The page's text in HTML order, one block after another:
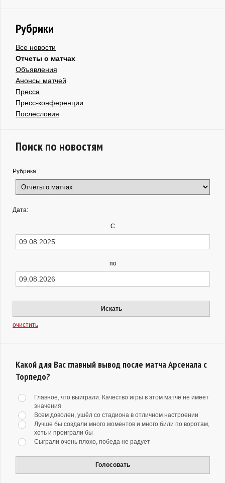
Рубрики
Все новости
Отчеты о матчах
Объявления
Анонсы матчей
Пресса
Пресс-конференции
Послесловия
Поиск по новостям
Рубрика:
Дата:
С
по
Искать
очистить
Какой для Вас главный вывод после матча Арсенала с
Торпедо?
Главное, что выиграли. Качество игры в этом матче не имеет
значения
Всем доволен, ушёл со стадиона в отличном настроении
Лучше бы создали много моментов и много били по воротам,
хоть и проиграли бы
Сыграли очень плохо, победа не радует
Голосовать